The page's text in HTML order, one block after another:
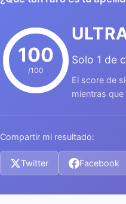
100
/100
Solo 1 de
El score de
mientras
Compartir mi resultado:
Twitter Facebook